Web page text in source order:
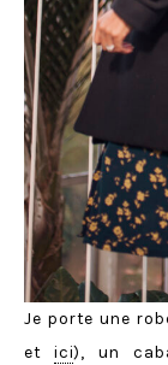
Je porte une
etici), un